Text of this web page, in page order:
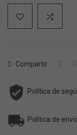
Compartir:
Política de
Política de